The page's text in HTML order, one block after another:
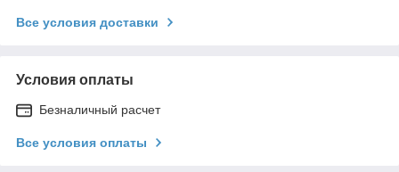
Все условия доставки
Условия оплаты
Безналичный расчет
Все условия оплаты